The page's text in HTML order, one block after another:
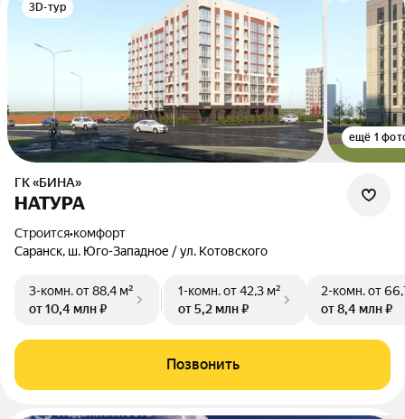
3D-тур
ещё 1
ГК «БИНА»
НАТУРА
Строится•комфорт
Саранск, ш. Юго-Западное / ул. Котовского
3-комн.от 88,4 м²
от 10,4 млн ₽
1-комн.от 42,3 м²
от 5,2 млн ₽
2-комн.от
от 8,4 млн ₽
Позвонить